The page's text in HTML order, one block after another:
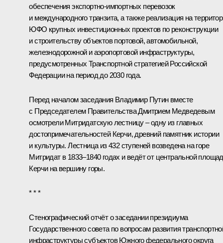
обеспечения экспортно-импортных перевозок
и международного транзита, а также реализация на
ЮФО крупных инвестиционных проектов по реконструкции
и строительству объектов портовой, автомобильной,
железнодорожной и аэропортовой инфраструктуры,
предусмотренных Транспортной стратегией Российской
Федерации на период до 2030 года.
Перед началом заседания Владимир Путин вместе
с Председателем ПравительстваДмитрием Медведевым
осмотрели Митридатскую лестницу – одну из главных
достопримечательностей Керчи, древний памятник истории
и культуры. Лестница из 432 ступеней возведена на горе
Митридат в 1833–1840 годах и ведёт от центральной
Керчи на вершину горы.
* * *
Стенографический отчёт о заседании президиума
Государственного совета по вопросам развития
инфраструктуры субъектов Южного федерального округа